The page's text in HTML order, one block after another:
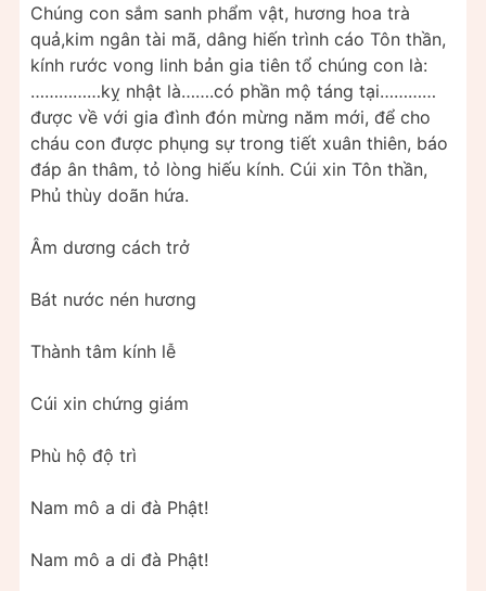
Chúng con sắm sanh phẩm vật, hương hoa trà
quả,kim ngân tài mã, dâng hiến trình cáo Tôn thần,
kính rước vong linh bản gia tiên tổ chúng con là:
……………kỵ nhật là…….có phần mộ táng tại…………
được về với gia đình đón mừng năm mới, để cho
cháu con được phụng sự trong tiết xuân thiên, báo
đáp ân thâm, tỏ lòng hiếu kính. Cúi xin Tôn thần,
Phủ thùy doãn hứa.
Âm dương cách trở
Bát nước nén hương
Thành tâm kính lễ
Cúi xin chứng giám
Phù hộ độ trì
Nam mô a di đà Phật!
Nam mô a di đà Phật!